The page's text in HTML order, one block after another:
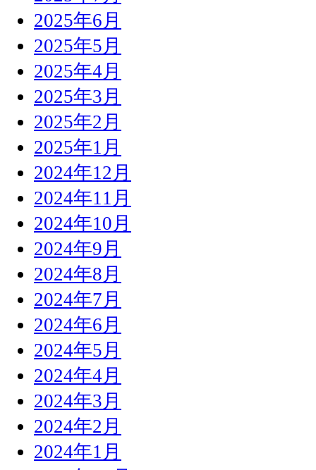
2025年6月
2025年5月
2025年4月
2025年3月
2025年2月
2025年1月
2024年12月
2024年11月
2024年10月
2024年9月
2024年8月
2024年7月
2024年6月
2024年5月
2024年4月
2024年3月
2024年2月
2024年1月